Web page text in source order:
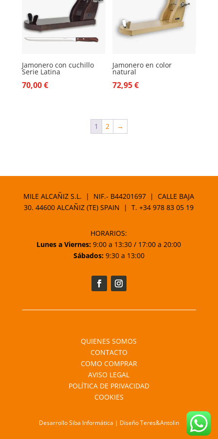
Jamonero con cuchillo
Serie Latina
70,00€
Jamonero en color
natural
72,95€
1 2 →
MILE ALCAÑIZ S.L. | NIF.- B44201697 | CALLE BAJA
30. 44600 ALCAÑIZ (TE) SPAIN | T.+34 978 83 05 19
HORARIOS:
Lunes a Viernes: 9:00 a 13:30 / 17:00 a 20:00
Sábados:9:30 a 13:00
QUIENES SOMOS
CONTACTO
COMO COMPRAR
AVISO LEGAL
POLÍTICA DE PRIVACIDAD
COOKIES
Desarrollo Siba Informática | Diseño Teres&Antolin